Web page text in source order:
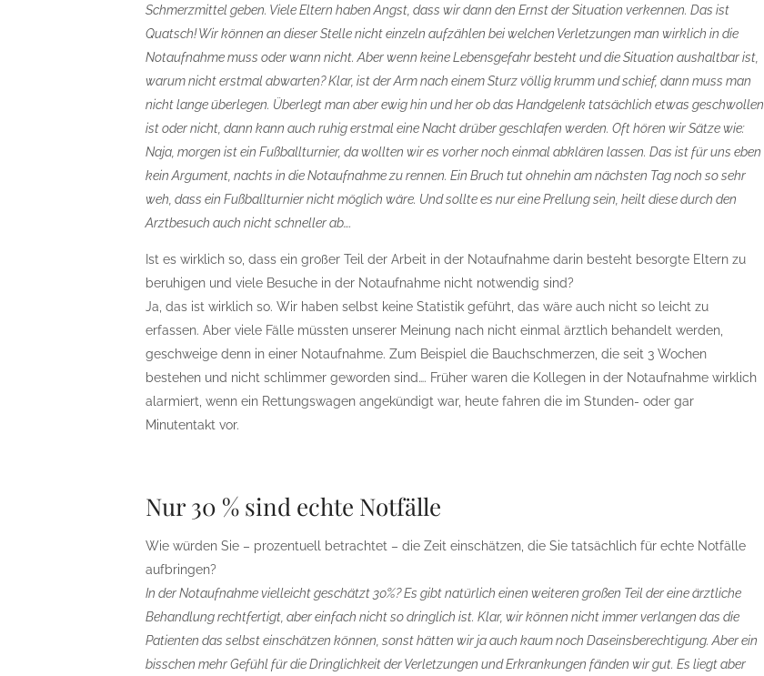
Schmerzmittel geben. Viele Eltern haben Angst, dass wir dann den Ernst der Situation verkennen. Das ist
Quatsch! Wir können an dieser Stelle nicht einzeln aufzählen bei welchen Verletzungen man wirklich in die
Notaufnahme muss oder wann nicht. Aber wenn keine Lebensgefahr besteht und die Situation aushaltbar ist,
warum nicht erstmal abwarten? Klar, ist der Arm nach einem Sturz völlig krumm und schief, dann muss man
nicht lange überlegen. Überlegt man aber ewig hin und her ob das Handgelenk tatsächlich etwas geschwollen
ist oder nicht, dann kann auch ruhig erstmal eine Nacht drüber geschlafen werden. Oft hören wir Sätze wie:
Naja, morgen ist ein Fußballturnier, da wollten wir es vorher noch einmal abklären lassen. Das ist für uns eben
kein Argument, nachts in die Notaufnahme zu rennen. Ein Bruch tut ohnehin am nächsten Tag noch so sehr
weh, dass ein Fußballturnier nicht möglich wäre. Und sollte es nur eine Prellung sein, heilt diese durch den
Arztbesuch auch nicht schneller ab….
Ist es wirklich so, dass ein großer Teil der Arbeit in der Notaufnahme darin besteht besorgte Eltern zu
beruhigen und viele Besuche in der Notaufnahme nicht notwendig sind?
Ja, das ist wirklich so. Wir haben selbst keine Statistik geführt, das wäre auch nicht so leicht zu
erfassen. Aber viele Fälle müssten unserer Meinung nach nicht einmal ärztlich behandelt werden,
geschweige denn in einer Notaufnahme. Zum Beispiel die Bauchschmerzen, die seit 3 Wochen
bestehen und nicht schlimmer geworden sind…. Früher waren die Kollegen in der Notaufnahme wirklich
alarmiert, wenn ein Rettungswagen angekündigt war, heute fahren die im Stunden- oder gar
Minutentakt vor.
Nur 30 % sind echte Notfälle
Wie würden Sie – prozentuell betrachtet – die Zeit einschätzen, die Sie tatsächlich für echte Notfälle
aufbringen?
In der Notaufnahme vielleicht geschätzt 30%? Es gibt natürlich einen weiteren großen Teil der eine ärztliche
Behandlung rechtfertigt, aber einfach nicht so dringlich ist. Klar, wir können nicht immer verlangen das die
Patienten das selbst einschätzen können, sonst hätten wir ja auch kaum noch Daseinsberechtigung. Aber ein
bisschen mehr Gefühl für die Dringlichkeit der Verletzungen und Erkrankungen fänden wir gut. Es liegt aber